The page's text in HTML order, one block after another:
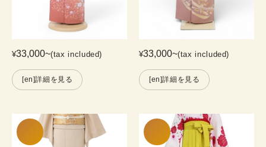
¥33,000~(tax included)
[en]詳細を見る
¥33,000~(tax included)
[en]詳細を見る